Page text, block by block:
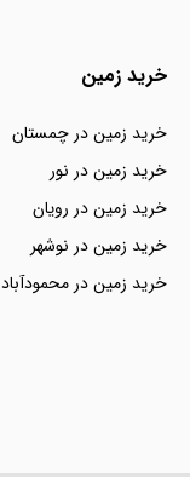
خرید زمین
خرید زمین در چمستان
خرید زمین در نور
خرید زمین در رویان
خرید زمین در نوشهر
خرید زمین در محمودآباد